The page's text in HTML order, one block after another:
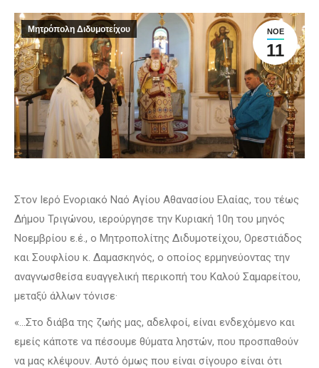
ΝΟΈ
11
Μητρόπολη Διδυμοτείχου
Στον Iερό Ενοριακό Ναό Αγίου Αθανασίου Ελαίας, του τέως
Δήμου Τριγώνου, ιερούργησε την Κυριακή 10η του μηνός
Νοεμβρίου ε.έ., ο Μητροπολίτης Διδυμοτείχου, Ορεστιάδος
και Σουφλίου κ. Δαμασκηνός, ο οποίος ερμηνεύοντας την
αναγνωσθείσα ευαγγελική περικοπή του Καλού Σαμαρείτου,
μεταξύ άλλων τόνισε·
«…Στο διάβα της ζωής μας, αδελφοί, είναι ενδεχόμενο και
εμείς κάποτε να πέσουμε θύματα ληστών, που προσπαθούν
να μας κλέψουν. Αυτό όμως που είναι σίγουρο είναι ότι